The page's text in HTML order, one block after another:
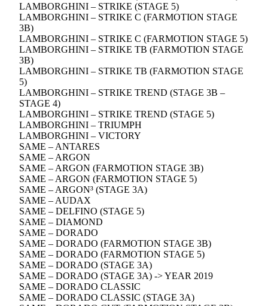
LAMBORGHINI – STRIKE (STAGE 5)
LAMBORGHINI – STRIKE C (FARMOTION STAGE
3B)
LAMBORGHINI – STRIKE C (FARMOTION STAGE 5)
LAMBORGHINI – STRIKE TB (FARMOTION STAGE
3B)
LAMBORGHINI – STRIKE TB (FARMOTION STAGE
5)
LAMBORGHINI – STRIKE TREND (STAGE 3B –
STAGE 4)
LAMBORGHINI – STRIKE TREND (STAGE 5)
LAMBORGHINI – TRIUMPH
LAMBORGHINI – VICTORY
SAME – ANTARES
SAME – ARGON
SAME – ARGON (FARMOTION STAGE 3B)
SAME – ARGON (FARMOTION STAGE 5)
SAME – ARGON³ (STAGE 3A)
SAME – AUDAX
SAME – DELFINO (STAGE 5)
SAME – DIAMOND
SAME – DORADO
SAME – DORADO (FARMOTION STAGE 3B)
SAME – DORADO (FARMOTION STAGE 5)
SAME – DORADO (STAGE 3A)
SAME – DORADO (STAGE 3A) -> YEAR 2019
SAME – DORADO CLASSIC
SAME – DORADO CLASSIC (STAGE 3A)